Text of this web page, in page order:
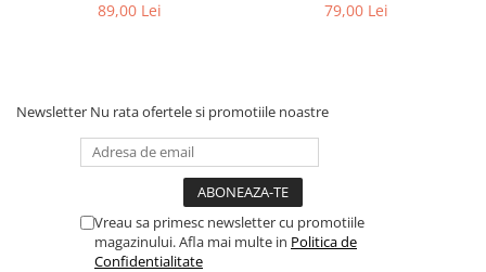
89,00 Lei
79,00 Lei
Newsletter Nu rata ofertele si promotiile noastre
Vreau sa primesc newsletter cu promotiile
magazinului. Afla mai multe in Politica de
Confidentialitate